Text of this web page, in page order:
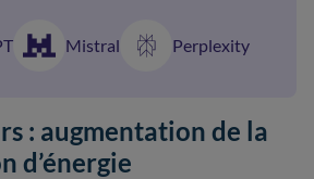
Mistral Perplexity
: augmentation de la
d’énergie